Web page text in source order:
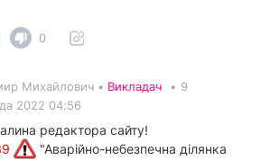
0
Михайлович • Викладач • 9
2022 04:56
редактора сайту!
"Аварійно-небезпечна ділянка